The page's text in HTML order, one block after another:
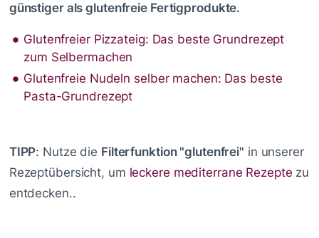
günstiger als glutenfreie Fertigprodukte.
Glutenfreier Pizzateig: Das beste Grundrezept
zum Selbermachen
Glutenfreie Nudeln selber machen: Das beste
Pasta-Grundrezept
TIPP: Nutze die Filterfunktion "glutenfrei" in unserer
Rezeptübersicht, um leckere mediterrane Rezepte zu
entdecken..